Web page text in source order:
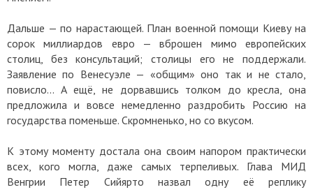
Дальше — по нарастающей. План военной помощи Киеву на
сорок миллиардов евро — вброшен мимо европейских
столиц, без консультаций; столицы его не поддержали.
Заявление по Венесуэле — «общим» оно так и не стало,
повисло... А ещё, не дорвавшись толком до кресла, она
предложила и вовсе немедленно раздробить Россию на
государства поменьше. Скромненько, но со вкусом.
К этому моменту достала она своим напором практически
всех, кого могла, даже самых терпеливых. Глава МИД
Венгрии Петер Сийярто назвал одну её реплику